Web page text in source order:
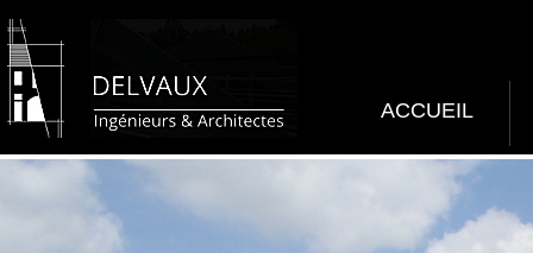
ACCUEIL